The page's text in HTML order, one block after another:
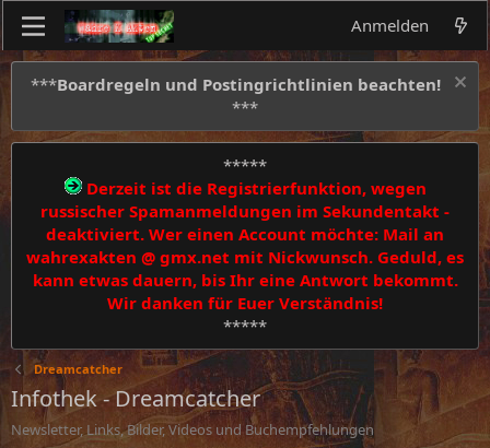
Anmelden
***Boardregeln und Postingrichtlinien beachten!
***
*****
Derzeit ist die Registrierfunktion, wegen
russischer Spamanmeldungen im Sekundentakt -
deaktiviert. Wer einen Account möchte: Mail an
wahrexakten @ gmx.net mit Nickwunsch. Geduld, es
kann etwas dauern, bis Ihr eine Antwort bekommt.
Wir danken für Euer Verständnis!
*****
Dreamcatcher
Infothek - Dreamcatcher
Newsletter, Links, Bilder, Videos und Buchempfehlungen